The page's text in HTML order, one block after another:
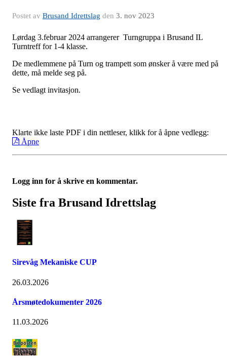
Postet av Brusand Idrettslag den 3. nov 2023
Lørdag 3.februar 2024 arrangerer Turngruppa i Brusand IL
Turntreff for 1-4 klasse.
De medlemmene på Turn og trampett som ønsker å være med på
dette, må melde seg på.
Se vedlagt invitasjon.
Klarte ikke laste PDF i din nettleser, klikk for å åpne vedlegg:
Åpne
Logg inn for å skrive en kommentar.
Siste fra Brusand Idrettslag
Sirevåg Mekaniske CUP
26.03.2026
Årsmøtedokumenter 2026
11.03.2026